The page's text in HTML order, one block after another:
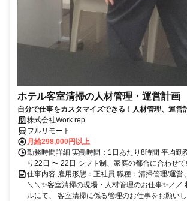
ホテル客室清掃の人材管理・運営計画
自分で仕事をカスタマイズできる！人材管理、運営
株式会社Work rep
フルリモート
月給298,000円以上
勤務時間詳細 実働時間：1日あたり8時間 平均勤
り22日 〜 22日 シフト制、家庭の都合に合わせ
仕事内容 雇用形態：正社員 職種：清掃管理/運営
＼＼✨客室清掃の現場・人材管理のお仕事✨／／
ルにて、 客室清掃に係る管理のお仕事をお願い